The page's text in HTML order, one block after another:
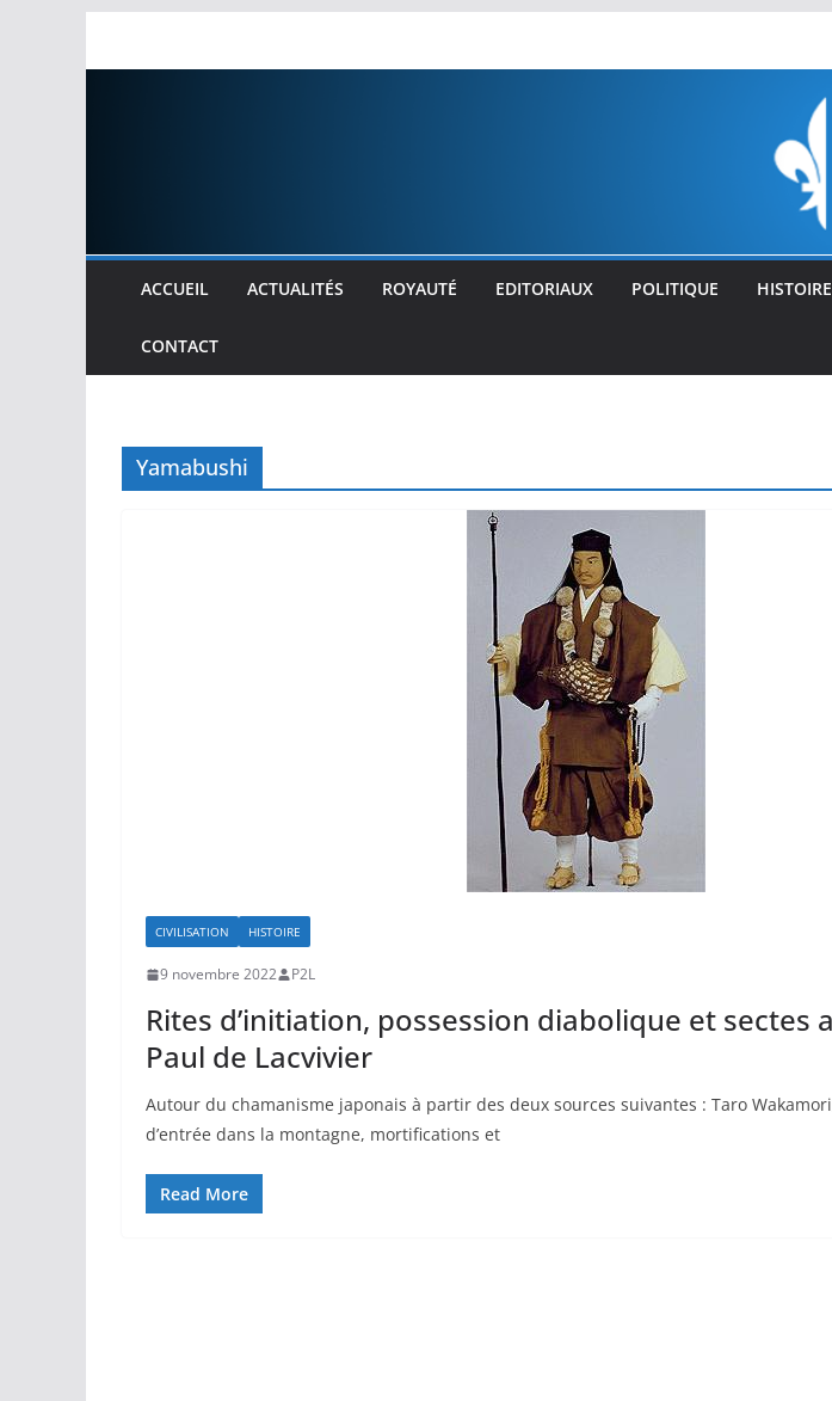
ACCUEIL ACTUALITÉS ROYAUTÉ EDITORIAUX POLITIQUE HISTOIRE
CONTACT
Yamabushi
CIVILISATION HISTOIRE
9 novembre 2022 P2L
Rites d’initiation, possession diabolique et sectes
Paul de Lacvivier
Autour du chamanisme japonais à partir des deux sources suivantes : Taro
d’entrée dans la montagne, mortifications et
Read More